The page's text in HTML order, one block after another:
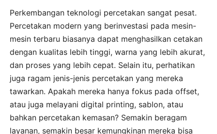
Perkembangan teknologi percetakan sangat pesat.
Percetakan modern yang berinvestasi pada mesin-
mesin terbaru biasanya dapat menghasilkan cetakan
dengan kualitas lebih tinggi, warna yang lebih akurat,
dan proses yang lebih cepat. Selain itu, perhatikan
juga ragam jenis-jenis percetakan yang mereka
tawarkan. Apakah mereka hanya fokus pada offset,
atau juga melayani digital printing, sablon, atau
bahkan percetakan kemasan? Semakin beragam
layanan, semakin besar kemungkinan mereka bisa